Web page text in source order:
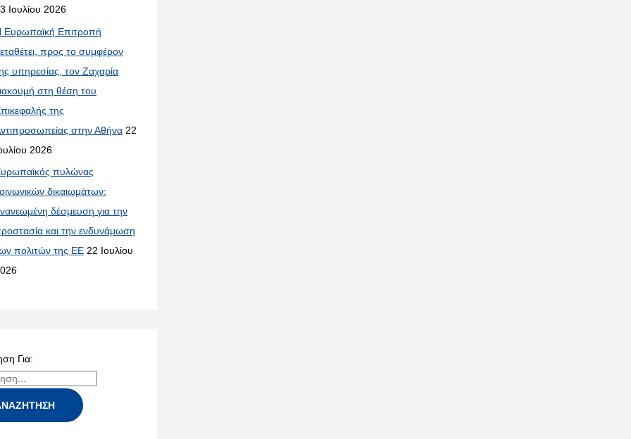
Ιουλίου 2026
Ευρωπαϊκή Επιτροπή
προς το συμφέρον
υπηρεσίας, τον Ζαχαρία
στη θέση του
της
στην Αθήνα 22
2026
πυλώνας
δικαιωμάτων:
δέσμευση για την
και την ενδυνάμωση
πολιτών της ΕΕ 22 Ιουλίου
Για: